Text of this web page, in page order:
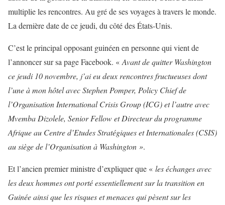
multiplie les rencontres. Au gré de ses voyages à travers le monde.
La dernière date de ce jeudi, du côté des États-Unis.
C’est le principal opposant guinéen en personne qui vient de
l’annoncer sur sa page Facebook. «Avant de quitter Washington
ce jeudi 10 novembre, j’ai eu deux rencontres fructueuses dont
l’une à mon hôtel avec Stephen Pomper, Policy Chief de
l’Organisation International Crisis Group (ICG) et l’autre avec
Mvemba Dizolele, Senior Fellow et Directeur du programme
Afrique au Centre d’Etudes Stratégiques et Internationales (CSIS)
au siège de l’Organisation à Washington ».
Et l’ancien premier ministre d’expliquer que « les échanges avec
les deux hommes ont porté essentiellement sur la transition en
Guinée ainsi que les risques et menaces qui pèsent sur les